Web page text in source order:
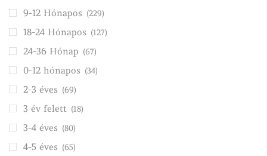
9-12 Hónapos (229)
18-24 Hónapos (127)
24-36 Hónap (67)
0-12 hónapos (34)
2-3 éves (69)
3 év felett (18)
3-4 éves (80)
4-5 éves (65)